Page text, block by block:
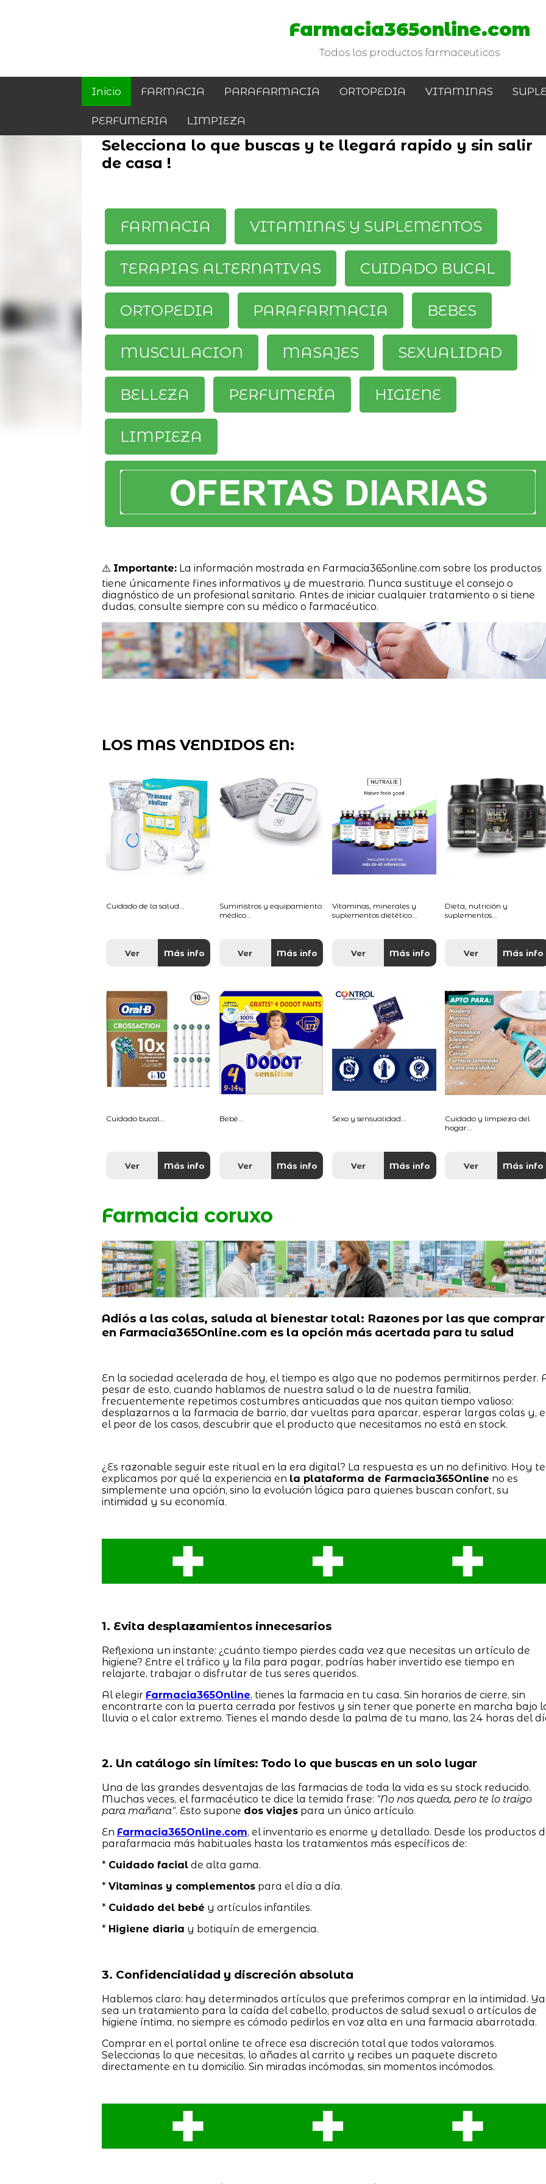
Farmacia365online.com
Todos los productos farmaceuticos
Inicio FARMACIA PARAFARMACIA ORTOPEDIA VITAMINAS
PERFUMERIA LIMPIEZA
Selecciona lo que buscas y te llegará rapido y sin salir
de casa !
FARMACIA VITAMINAS Y SUPLEMENTOS
TERAPIAS ALTERNATIVAS CUIDADO BUCAL
ORTOPEDIA PARAFARMACIA BEBES
MUSCULACION MASAJES SEXUALIDAD
BELLEZA PERFUMERÍA HIGIENE
LIMPIEZA
⚠️ Importante:La información mostrada en Farmacia365online.com sobre los productos
tiene únicamente fines informativos y de muestrario. Nunca sustituye el consejo o
diagnóstico de un profesional sanitario. Antes de iniciar cualquier tratamiento o si tiene
dudas, consulte siempre con su médico o farmacéutico.
LOS MAS VENDIDOS EN:
Cuidado de la salud...
Ver Más info
Suministros y equipamiento
médico...
Ver Más info
Vitaminas, minerales y
suplementos dietético...
Ver Más info
Dieta, nutrición y
suplementos...
Ver Más info
Cuidado bucal...
Ver Más info
Bebé...
Ver Más info
Sexo y sensualidad...
Ver Más info
Cuidado y limpieza del
hogar...
Ver Más info
Farmacia coruxo
Adiós a las colas, saluda al bienestar total: Razones por las que comprar
en Farmacia365Online.com es la opción más acertada para tu salud
En la sociedad acelerada de hoy, el tiempo es algo que no podemos permitirnos perder.
pesar de esto, cuando hablamos de nuestra salud o la de nuestra familia,
frecuentemente repetimos costumbres anticuadas que nos quitan tiempo valioso:
desplazarnos a la farmacia de barrio, dar vueltas para aparcar, esperar largas colas y,
el peor de los casos, descubrir que el producto que necesitamos no está en stock.
¿Es razonable seguir este ritual en la era digital? La respuesta es un no definitivo. Hoy te
explicamos por qué la experiencia en la plataforma de Farmacia365Online no es
simplemente una opción, sino la evolución lógica para quienes buscan confort, su
intimidad y su economía.
1. Evita desplazamientos innecesarios
Reflexiona un instante: ¿cuánto tiempo pierdes cada vez que necesitas un artículo de
higiene? Entre el tráfico y la fila para pagar, podrías haber invertido ese tiempo en
relajarte, trabajar o disfrutar de tus seres queridos.
Al elegir Farmacia365Online, tienes la farmacia en tu casa. Sin horarios de cierre, sin
encontrarte con la puerta cerrada por festivos y sin tener que ponerte en marcha bajo
lluvia o el calor extremo. Tienes el mando desde la palma de tu mano, las 24 horas del
2. Un catálogo sin límites: Todo lo que buscas en un solo lugar
Una de las grandes desventajas de las farmacias de toda la vida es su stock reducido.
Muchas veces, el farmacéutico te dice la temida frase: "No nos queda, pero te lo traigo
para mañana". Esto supone dos viajespara un único artículo.
En Farmacia365Online.com, el inventario es enorme y detallado. Desde los productos
parafarmacia más habituales hasta los tratamientos más específicos de:
* Cuidado facialde alta gama.
* Vitaminas y complementospara el día a día.
* Cuidado del bebé y artículos infantiles.
* Higiene diaria y botiquín de emergencia.
3. Confidencialidad y discreción absoluta
Hablemos claro: hay determinados artículos que preferimos comprar en la intimidad. Ya
sea un tratamiento para la caída del cabello, productos de salud sexual o artículos de
higiene íntima, no siempre es cómodo pedirlos en voz alta en una farmacia abarrotada.
Comprar en el portal online te ofrece esa discreción total que todos valoramos.
Seleccionas lo que necesitas, lo añades al carrito y recibes un paquete discreto
directamente en tu domicilio. Sin miradas incómodas, sin momentos incómodos.